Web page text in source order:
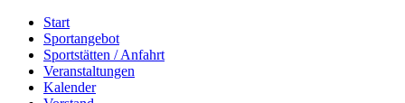
Start
Sportangebot
Sportstätten / Anfahrt
Veranstaltungen
Kalender